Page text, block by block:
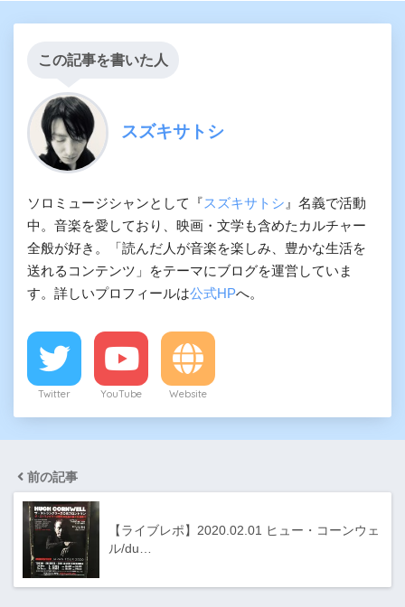
この記事を書いた人
スズキサトシ
ソロミュージシャンとして『スズキサトシ 』名義で活動
中。音楽を愛しており、映画・文学も含めたカルチャー
全般が好き。「読んだ人が音楽を楽しみ、豊かな生活を
送れるコンテンツ」をテーマにブログを運営していま
す。詳しいプロフィールは公式HPへ。
Twitter YouTube Website
前の記事
【ライブレポ】2020.02.01 ヒュー・コーンウェ
ル/du…